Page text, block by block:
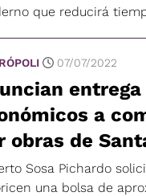
que reducirá
07/07/2022
entrega
a
obras de
Sosa Pichardo
una bolsa de